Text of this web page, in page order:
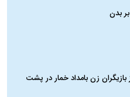
بدن
بازیگران زن بامداد خمار در پشت